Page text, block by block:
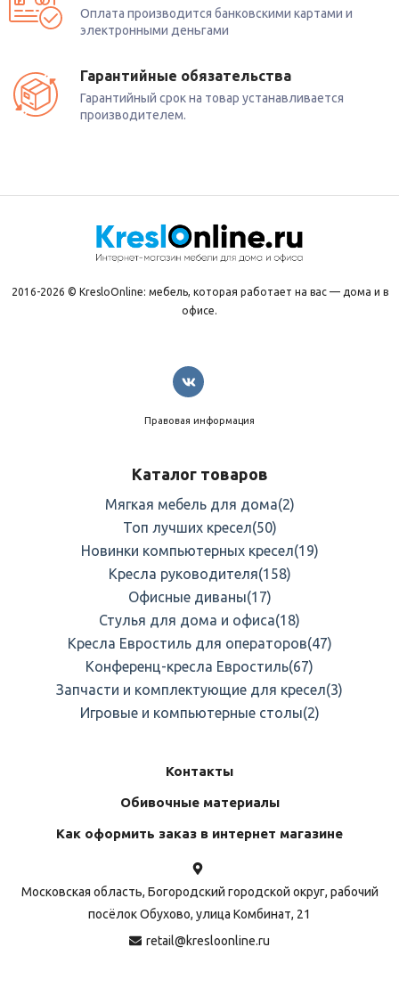
Оплата производится банковскими картами и
электронными деньгами
Гарантийные обязательства
Гарантийный срок на товар устанавливается
производителем.
2016-2026 © KresloOnline: мебель, которая работает на вас — дома и в
офисе.
Правовая информация
Каталог товаров
Мягкая мебель для дома(2)
Топ лучших кресел(50)
Новинки компьютерных кресел(19)
Кресла руководителя(158)
Офисные диваны(17)
Стулья для дома и офиса(18)
Кресла Евростиль для операторов(47)
Конференц-кресла Евростиль(67)
Запчасти и комплектующие для кресел(3)
Игровые и компьютерные столы(2)
Контакты
Обивочные материалы
Как оформить заказ в интернет магазине
Московская область, Богородский городской округ, рабочий
посёлок Обухово, улица Комбинат, 21
retail@kresloonline.ru